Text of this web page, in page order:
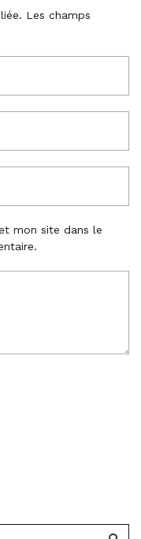
Les champs
mon site dans le